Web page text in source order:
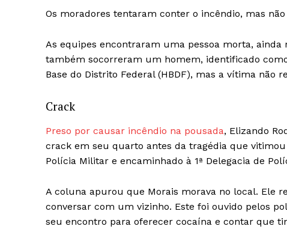
Os moradores tentaram conter o incêndio, mas
As equipes encontraram uma pessoa morta,
também socorreram um homem, identificado
Base do Distrito Federal (HBDF), mas a vítima não
Crack
Preso por causar incêndio na pousada, Elizando
crack em seu quarto antes da tragédia que
Polícia Militar e encaminhado à 1ª Delegacia de
A coluna apurou que Morais morava no local. Ele
conversar com um vizinho. Este foi ouvido pelos
seu encontro para oferecer cocaína e contar que